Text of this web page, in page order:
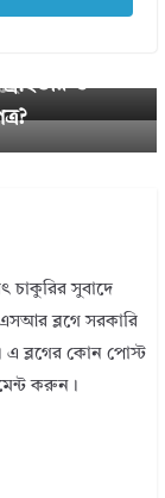
ও
চাকুরির সুবাদে
ব্লগে সরকারি
এ ব্লগের কোন পোস্ট
করুন।